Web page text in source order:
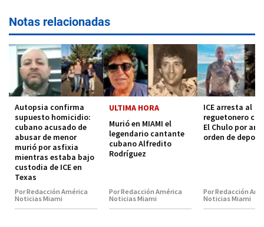
Notas relacionadas
Autopsia confirma
supuesto homicidio:
cubano acusado de
abusar de menor
murió por asfixia
mientras estaba bajo
custodia de ICE en
Texas
Por Redacción América
Noticias Miami
ULTIMA HORA
Murió en MIAMI el
legendario cantante
cubano Alfredito
Rodríguez
Por Redacción América
Noticias Miami
ICE arresta al
reguetonero
El Chulo por
orden de
Por Redacción
Noticias Miami